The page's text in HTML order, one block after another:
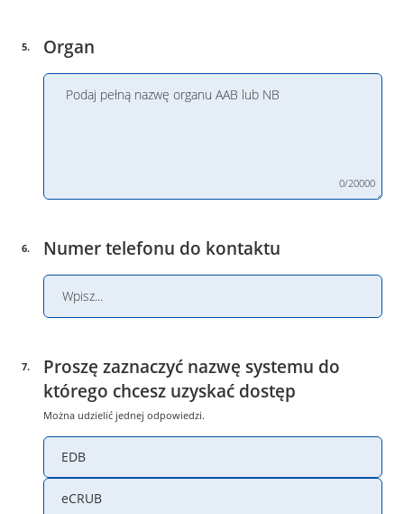
5. Organ
0/20000
6. Numer telefonu do kontaktu
7.
Proszę zaznaczyć nazwę systemu do
którego chcesz uzyskać dostęp
Można udzielić jednej odpowiedzi.
EDB
eCRUB